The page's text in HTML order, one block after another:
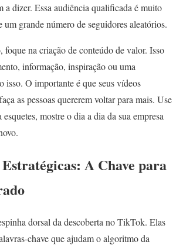
a dizer. Essa audiência qualificada é muito
um grande número de seguidores aleatórios.
foque na criação de conteúdo de valor. Isso
informação, inspiração ou uma
isso. O importante é que seus vídeos
as pessoas quererem voltar para mais. Use
mostre o dia a dia da sua empresa
A Chave para
dorsal da descoberta no TikTok. Elas
chave que ajudam o algoritmo da